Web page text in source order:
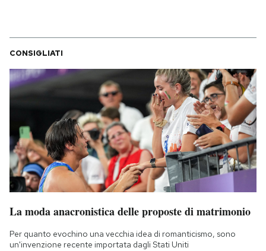
CONSIGLIATI
La moda anacronistica delle proposte di matrimonio
Per quanto evochino una vecchia idea di romanticismo, sono
un'invenzione recente importata dagli Stati Uniti